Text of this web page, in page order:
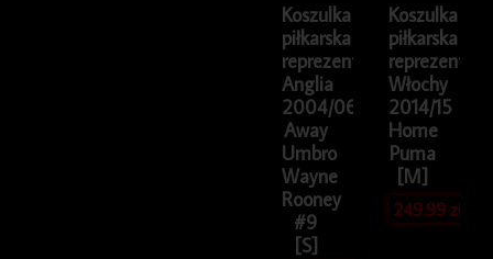
Koszulka
piłkarska
reprezentacji
Anglia
2004/06
Away
Umbro
Wayne
Rooney
#9
[S]
Koszulka
piłkarska
reprezentacji
Włochy
2014/15
Home
Puma
[M]
249.99zł